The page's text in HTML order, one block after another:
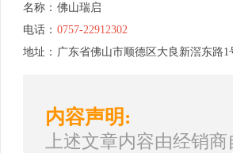
名称： 佛山瑞启
电话： 0757-22912302
地址： 广东省佛山市顺德区大良新滘东路1
内容声明:
上述文章内容由经销